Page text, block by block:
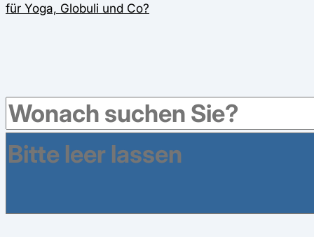
für Yoga, Globuli und Co?